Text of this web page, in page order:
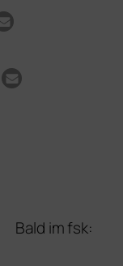
Bald im fsk: